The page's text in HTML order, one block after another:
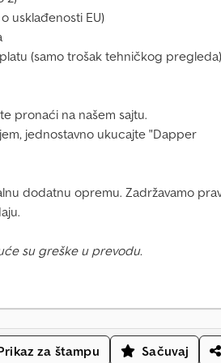
usklađenosti EU)
(samo trošak tehničkog pregleda)
pronaći na našem sajtu.
jednostavno ukucajte "Dapper
dodatnu opremu. Zadržavamo
su greške u prevodu.
za štampu Sačuvaj